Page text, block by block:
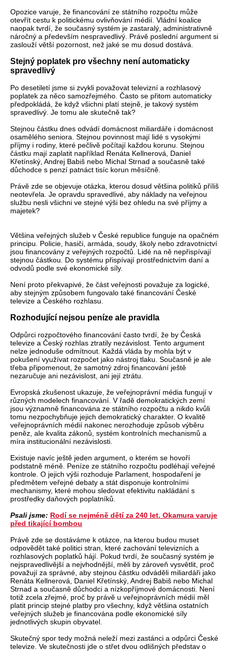
Opozice varuje, že financování ze státního rozpočtu může
otevřít cestu k politickému ovlivňování médií. Vládní koalice
naopak tvrdí, že současný systém je zastaralý, administrativně
náročný a především nespravedlivý. Právě poslední argument si
zaslouží větší pozornost, než jaké se mu dosud dostává.
Stejný poplatek pro všechny není automaticky
spravedlivý
Po desetiletí jsme si zvykli považovat televizní a rozhlasový
poplatek za něco samozřejmého. Často se přitom automaticky
předpokládá, že když všichni platí stejně, je takový systém
spravedlivý. Je tomu ale skutečně tak?
Stejnou částku dnes odvádí domácnost miliardáře i domácnost
osamělého seniora. Stejnou povinnost mají lidé s vysokými
příjmy i rodiny, které pečlivě počítají každou korunu. Stejnou
částku mají zaplatit například Renáta Kellnerová, Daniel
Křetínský, Andrej Babiš nebo Michal Strnad a současně také
důchodce s penzí patnáct tisíc korun měsíčně.
Právě zde se objevuje otázka, kterou dosud většina politiků příliš
neotevřela. Je opravdu spravedlivé, aby náklady na veřejnou
službu nesli všichni ve stejné výši bez ohledu na své příjmy a
majetek?
Většina veřejných služeb v České republice funguje na opačném
principu. Policie, hasiči, armáda, soudy, školy nebo zdravotnictví
jsou financovány z veřejných rozpočtů. Lidé na ně nepřispívají
stejnou částkou. Do systému přispívají prostřednictvím daní a
odvodů podle své ekonomické síly.
Není proto překvapivé, že část veřejnosti považuje za logické,
aby stejným způsobem fungovalo také financování České
televize a Českého rozhlasu.
Rozhodující nejsou peníze ale pravidla
Odpůrci rozpočtového financování často tvrdí, že by Česká
televize a Český rozhlas ztratily nezávislost. Tento argument
nelze jednoduše odmítnout. Každá vláda by mohla být v
pokušení využívat rozpočet jako nástroj tlaku. Současně je ale
třeba připomenout, že samotný zdroj financování ještě
nezaručuje ani nezávislost, ani její ztrátu.
Evropská zkušenost ukazuje, že veřejnoprávní média fungují v
různých modelech financování. V řadě demokratických zemí
jsou významně financována ze státního rozpočtu a nikdo kvůli
tomu nezpochybňuje jejich demokratický charakter. O kvalitě
veřejnoprávních médií nakonec nerozhoduje způsob výběru
peněz, ale kvalita zákonů, systém kontrolních mechanismů a
míra institucionální nezávislosti.
Existuje navíc ještě jeden argument, o kterém se hovoří
podstatně méně. Peníze ze státního rozpočtu podléhají veřejné
kontrole. O jejich výši rozhoduje Parlament, hospodaření je
předmětem veřejné debaty a stát disponuje kontrolními
mechanismy, které mohou sledovat efektivitu nakládání s
prostředky daňových poplatníků.
Psali jsme: Rodí se nejméně dětí za 240 let. Okamura varuje
před tikající bombou
Právě zde se dostáváme k otázce, na kterou budou muset
odpovědět také politici stran, které zachování televizních a
rozhlasových poplatků hájí. Pokud tvrdí, že současný systém je
nejspravedlivější a nejvhodnější, měli by zároveň vysvětlit, proč
považují za správné, aby stejnou částku odváděli miliardáři jako
Renáta Kellnerová, Daniel Křetínský, Andrej Babiš nebo Michal
Strnad a současně důchodci a nízkopříjmové domácnosti. Není
totiž zcela zřejmé, proč by právě u veřejnoprávních médií měl
platit princip stejné platby pro všechny, když většina ostatních
veřejných služeb je financována podle ekonomické síly
jednotlivých skupin obyvatel.
Skutečný spor tedy možná neleží mezi zastánci a odpůrci České
televize. Ve skutečnosti jde o střet dvou odlišných představ o